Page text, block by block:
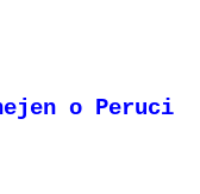
o Peruci